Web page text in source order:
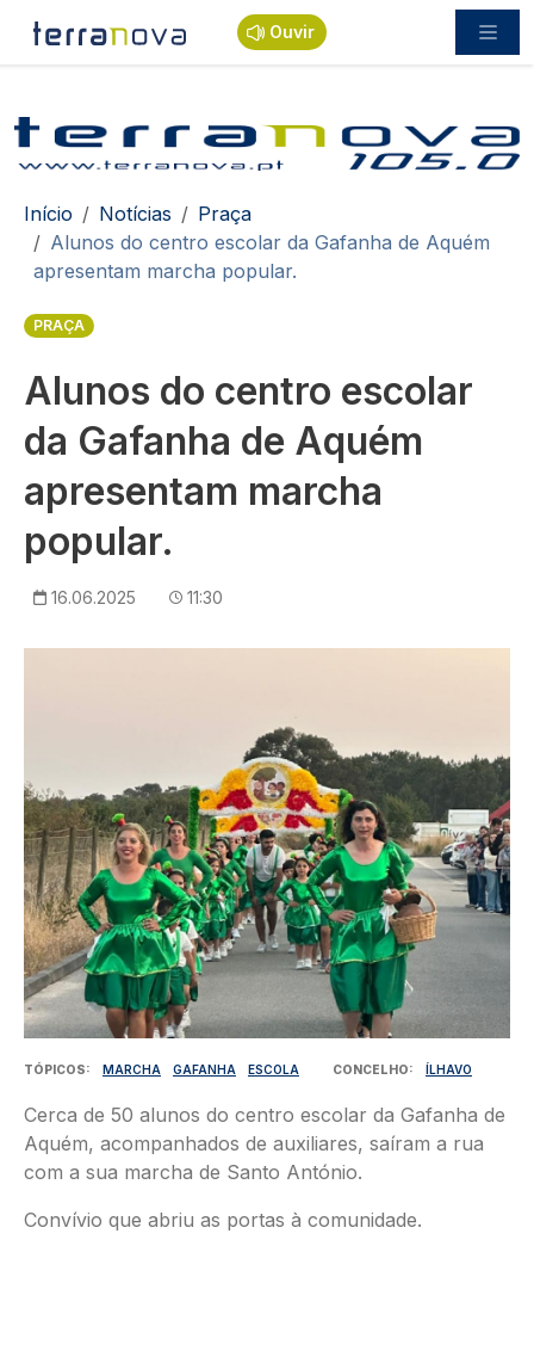
Passar para o conteúdo principal
Ouvir
Navegação estrutural
Início Notícias
Praça
Alunos do centro escolar da Gafanha de Aquém
apresentam marcha popular.
PRAÇA
Alunos do centro escolar
da Gafanha de Aquém
apresentam marcha
popular.
16.06.2025 11:30
TÓPICOS MARCHA GAFANHA ESCOLA CONCELHO ÍLHAVO
Cerca de 50 alunos do centro escolar da Gafanha de
Aquém, acompanhados de auxiliares, saíram a rua
com a sua marcha de Santo António.
Convívio que abriu as portas à comunidade.